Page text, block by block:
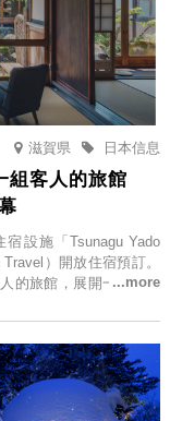
滋賀県 日本信息
組客人的旅館
設施「Tsunagu Yado
）開放住宿預訂。
的旅館，展開一生一次
的特別時光。